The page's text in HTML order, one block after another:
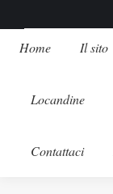
Home Il sito
Locandine
Contattaci